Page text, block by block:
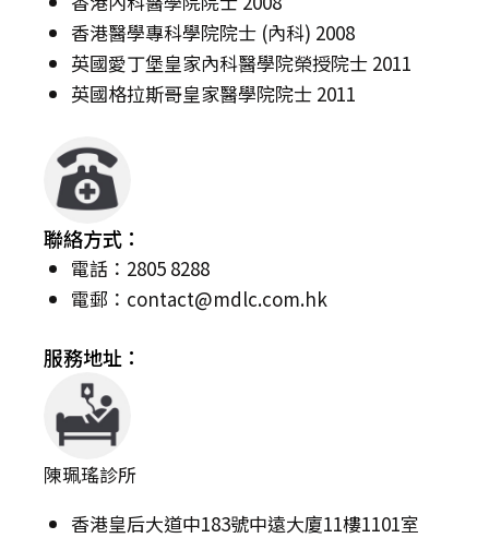
香港醫學專科學院院士 (內科) 2008
英國愛丁堡皇家內科醫學院榮授院士 2011
英國格拉斯哥皇家醫學院院士 2011
聯絡方式：
電話：2805 8288
電郵： contact@mdlc.com.hk
服務地址：
陳珮瑤診所
香港皇后大道中183號中遠大廈11樓1101室